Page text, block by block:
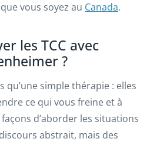
vous soyez au Canada.
les TCC avec
?
qu’une simple thérapie : elles
ce qui vous freine et à
d’aborder les situations
abstrait, mais des